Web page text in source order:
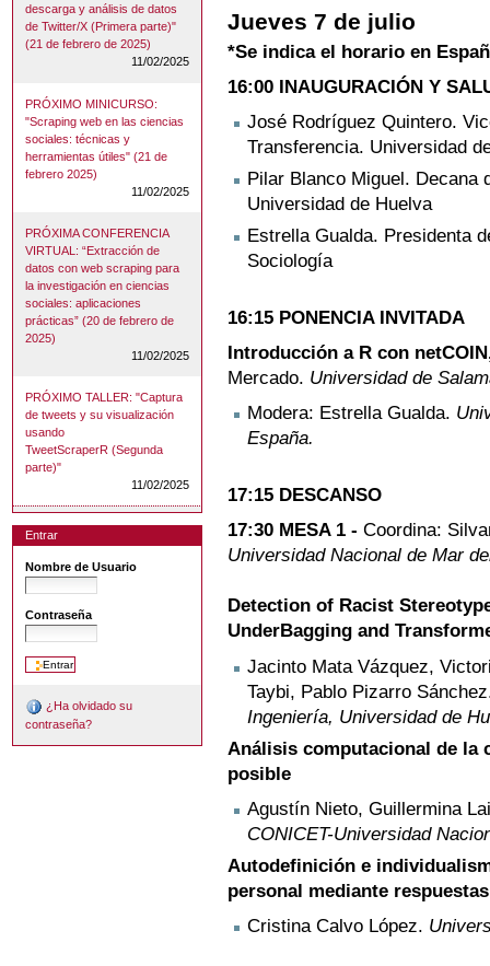
descarga y análisis de datos
de Twitter/X (Primera parte)"
(21 de febrero de 2025)
11/02/2025
PRÓXIMO MINICURSO:
"Scraping web en las ciencias
sociales: técnicas y
herramientas útiles" (21 de
febrero 2025)
11/02/2025
PRÓXIMA CONFERENCIA
VIRTUAL: “Extracción de
datos con web scraping para
la investigación en ciencias
sociales: aplicaciones
prácticas” (20 de febrero de
2025)
11/02/2025
PRÓXIMO TALLER: "Captura
de tweets y su visualización
usando
TweetScraperR (Segunda
parte)"
11/02/2025
Entrar
Nombre de Usuario
Contraseña
¿Ha olvidado su
contraseña?
Jueves 7 de julio
*Se indica el horario en
16:00 INAUGURACIÓN Y
José Rodríguez Quintero.
Transferencia. Universidad
Pilar Blanco Miguel. Decana
Universidad de Huelva
Estrella Gualda. Presidenta
Sociología
16:15 PONENCIA INVITADA
Introducción a R con
Mercado. Universidad de
Modera: Estrella Gualda.
España.
17:15 DESCANSO
17:30 MESA 1 -Coordina:
Universidad Nacional de Mar
Detection of Racist
UnderBagging and
Jacinto Mata Vázquez,
Taybi, Pablo Pizarro
Ingeniería, Universidad de
Análisis computacional de la
posible
Agustín Nieto, Guillermina
CONICET-Universidad
Autodefinición e
personal mediante
Cristina Calvo López.